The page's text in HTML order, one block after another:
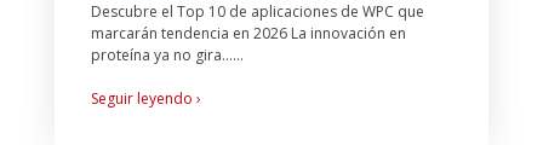
Descubre el Top 10 de aplicaciones de WPC que
marcarán tendencia en 2026 La innovación en
proteína ya no gira…...
Seguir leyendo ›